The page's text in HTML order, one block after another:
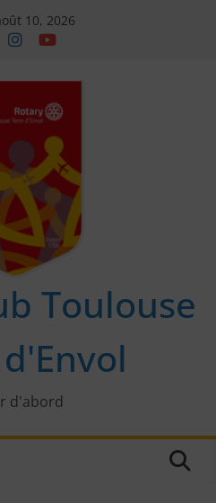
10, 2026
Toulouse
d'abord